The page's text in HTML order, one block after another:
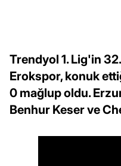
Trendyol 1. Lig'in
Erokspor, konuk
0 mağlup oldu.
Benhur Keser ve